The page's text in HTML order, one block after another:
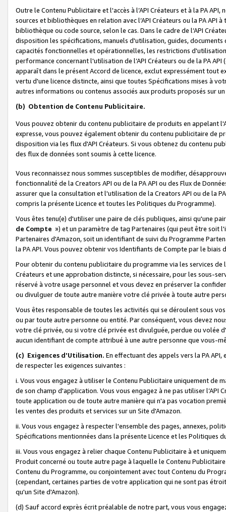
Outre le Contenu Publicitaire et l'accès à l’API Créateurs et à la PA
sources et bibliothèques en relation avec l’API Créateurs ou la PA
bibliothèque ou code source, selon le cas. Dans le cadre de l’API
disposition les spécifications, manuels d'utilisation, guides,
capacités fonctionnelles et opérationnelles, les restrictions
performance concernant l'utilisation de l’API Créateurs ou de la PA
apparaît dans le présent Accord de licence, exclut expressément tout
vertu d'une licence distincte, ainsi que toutes Spécifications mises à
autres informations ou contenus associés aux produits proposés sur
(b) Obtention de Contenu Publicitaire.
Vous pouvez obtenir du contenu publicitaire de produits en appelant
expresse, vous pouvez également obtenir du contenu publicitaire de
disposition via les flux d'API Créateurs. Si vous obtenez du contenu
des flux de données sont soumis à cette licence.
Vous reconnaissez nous sommes susceptibles de modifier,
fonctionnalité de la Creators API ou de la PA API ou des Flux de
assurer que la consultation et l'utilisation de la Creators API ou de la
compris la présente Licence et toutes les Politiques du Programme).
Vous êtes tenu(e) d'utiliser une paire de clés publiques, ainsi qu'une
de Compte ») et un paramètre de tag Partenaires (qui peut être soit
Partenaires d'Amazon, soit un identifiant de suivi du Programme
la PA API. Vous pouvez obtenir vos Identifiants de Compte par le biais
Pour obtenir du contenu publicitaire du programme via les services
Créateurs et une approbation distincte, si nécessaire, pour les sous-
réservé à votre usage personnel et vous devez en préserver la
ou divulguer de toute autre manière votre clé privée à toute autre
Vous êtes responsable de toutes les activités qui se déroulent sous
ou par toute autre personne ou entité. Par conséquent, vous devez
votre clé privée, ou si votre clé privée est divulguée, perdue ou volée
aucun identifiant de compte attribué à une autre personne que vous-
(c) Exigences d'Utilisation. En effectuant des appels vers la PA
de respecter les exigences suivantes :
i. Vous vous engagez à utiliser le Contenu Publicitaire uniquement de
de son champ d'application. Vous vous engagez à ne pas utiliser l’API
toute application ou de toute autre manière qui n'a pas vocation
les ventes des produits et services sur un Site d'Amazon.
ii. Vous vous engagez à respecter l'ensemble des pages, annexes,
Spécifications mentionnées dans la présente Licence et les Politiques
iii. Vous vous engagez à relier chaque Contenu Publicitaire à et
Produit concerné ou toute autre page à laquelle le Contenu
Contenu du Programme, ou conjointement avec tout Contenu du
(cependant, certaines parties de votre application qui ne sont pas
qu'un Site d'Amazon).
(d) Sauf accord exprès écrit préalable de notre part, vous vous